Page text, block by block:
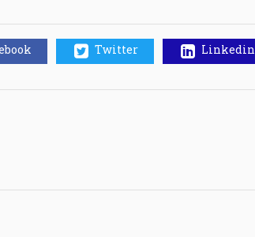
Twitter Linkedin